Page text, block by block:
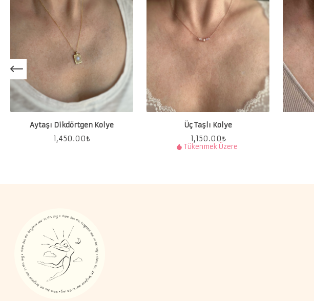
Aytaşı Dikdörtgen Kolye
1,450.00₺
Üç Taşlı Kolye
1,150.00₺
Tükenmek Üzere